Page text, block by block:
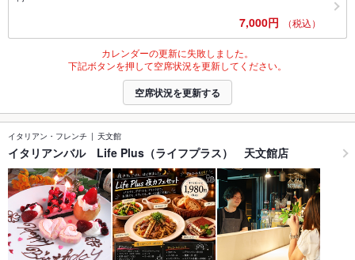
7,000円 （税込）
カレンダーの更新に失敗しました。
下記ボタンを押して空席状況を更新してください。
空席状況を更新する
イタリアン・フレンチ 天文館
イタリアンバル Life Plus（ライフプラス） 天文館店